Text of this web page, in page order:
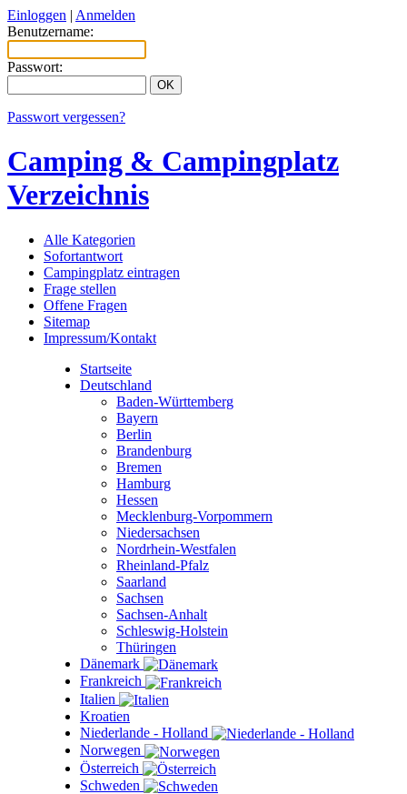
Einloggen | Anmelden
Benutzername:
Passwort:
Passwort vergessen?
Camping & Campingplatz
Verzeichnis
Alle Kategorien
Sofortantwort
Campingplatz eintragen
Frage stellen
Offene Fragen
Sitemap
Impressum/Kontakt
Startseite
Deutschland
Baden-Württemberg
Bayern
Berlin
Brandenburg
Bremen
Hamburg
Hessen
Mecklenburg-Vorpommern
Niedersachsen
Nordrhein-Westfalen
Rheinland-Pfalz
Saarland
Sachsen
Sachsen-Anhalt
Schleswig-Holstein
Thüringen
Dänemark
Frankreich
Italien
Kroatien
Niederlande - Holland
Norwegen
Österreich
Schweden